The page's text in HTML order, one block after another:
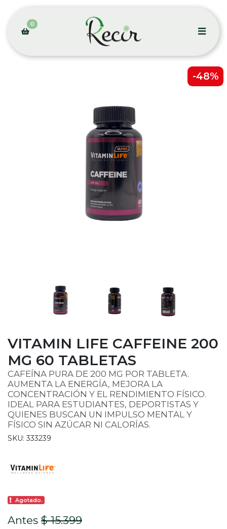
0
-48%
VITAMIN LIFE CAFFEINE 200
MG 60 TABLETAS
CAFEÍNA PURA DE 200 MG POR TABLETA.
AUMENTA LA ENERGÍA, MEJORA LA
CONCENTRACIÓN Y EL RENDIMIENTO FÍSICO.
IDEAL PARA ESTUDIANTES, DEPORTISTAS Y
QUIENES BUSCAN UN IMPULSO MENTAL Y
FÍSICO SIN AZÚCAR NI CALORÍAS.
SKU: 333239
Agotado.
Antes $ 15.399